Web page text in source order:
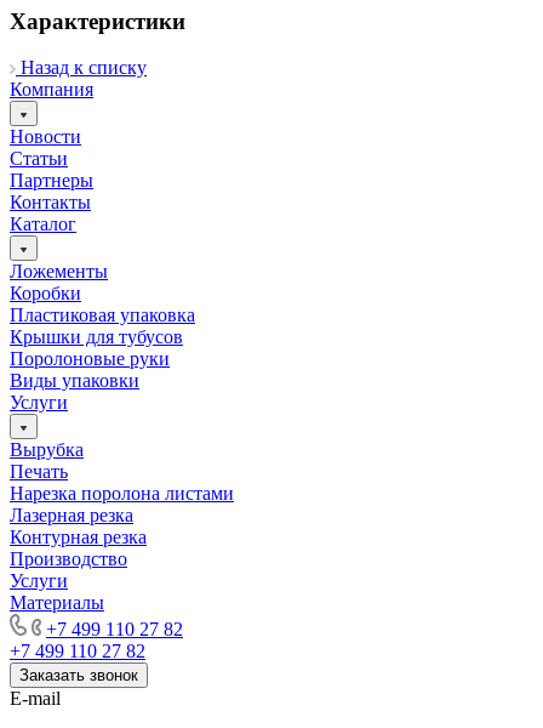
Характеристики
Назад к списку
Компания
Новости
Статьи
Партнеры
Контакты
Каталог
Ложементы
Коробки
Пластиковая упаковка
Крышки для тубусов
Поролоновые руки
Виды упаковки
Услуги
Вырубка
Печать
Нарезка поролона листами
Лазерная резка
Контурная резка
Производство
Услуги
Материалы
+7 499 110 27 82
+7 499 110 27 82
Заказать звонок
E-mail